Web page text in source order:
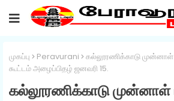
முகப்பு Peravurani
கல்லூரணிக்காடு
கூட்டம் அழைப்பிதழ் ஜனவரி 15.
கல்லூரணிக்காடு